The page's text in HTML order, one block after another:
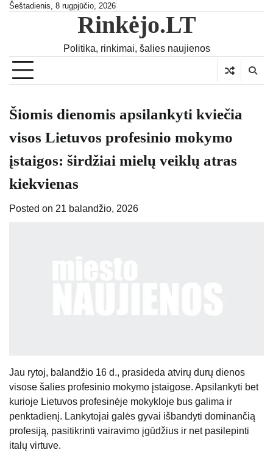
SkipŠeštadienis, 8 rugpjūčio, 2026
Rinkėjo.LT
Politika, rinkimai, šalies naujienos
Šiomis dienomis apsilankyti kviečia
visos Lietuvos profesinio mokymo
įstaigos: širdžiai mielų veiklų atras
kiekvienas
Posted on 21 balandžio, 2026
Jau rytoj, balandžio 16 d., prasideda atvirų durų dienos
visose šalies profesinio mokymo įstaigose. Apsilankyti bet
kurioje Lietuvos profesinėje mokykloje bus galima ir
penktadienį. Lankytojai galės gyvai išbandyti dominančią
profesiją, pasitikrinti vairavimo įgūdžius ir net pasilepinti
italų virtuve.